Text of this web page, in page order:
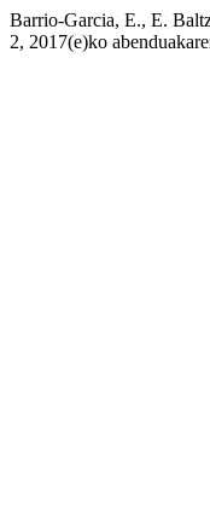
Barrio-Garcia, E., E.
2, 2017(e)ko